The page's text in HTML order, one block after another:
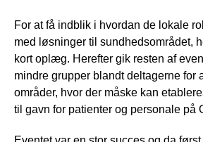
For at få indblik i hvordan de lokale
med løsninger til sundhedsområdet,
kort oplæg. Herefter gik resten af
mindre grupper blandt deltagerne for
områder, hvor der måske kan
til gavn for patienter og personale på